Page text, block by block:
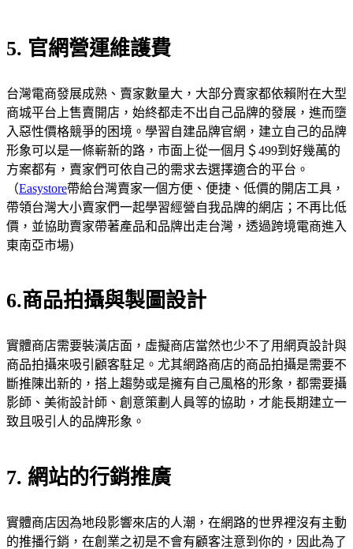
5. 官網營運維護費
台灣電商發展成熟、賣家數量大，大部分賣家都依賴附在大型
商城平台上售賣開店，始終都走不出自己品牌的發展，進而墮
入惡性價格競爭的困境。學習自建品牌官網，建立自己的品牌
形象可以是一條嶄新的路，市面上從一個月＄499到好幾萬的
方案都有，賣家們可依自己的需求去選擇適合的平台。
（Easystore帶給台灣賣家一個方便、便捷、低價的開店工具，
帶領台灣大小賣家們一起學習經營自我品牌的網店；不再比低
價，並協助賣家帶著產品和品牌出走台灣，透過跨境電商進入
東南亞市場)
6.商品拍攝與製圖設計
實體商店需要裝潢店面，虛擬商店當然也少不了用網頁設計與
商品拍攝來吸引顧客駐足。尤其網路商店的商品拍攝是需要不
斷推陳出新的，搭上趨勢或是擁有自己風格的形象，都需要攝
影師、美術設計師、創意策劃人員等的協助，才能長期建立一
致且吸引人的品牌形象。
7. 網站的行銷推廣
實體商店因為地段影響來店的人潮，在網路的世界裡沒有主動
的推播行銷，在創業之初是不會有顧客注意到你的，因此為了